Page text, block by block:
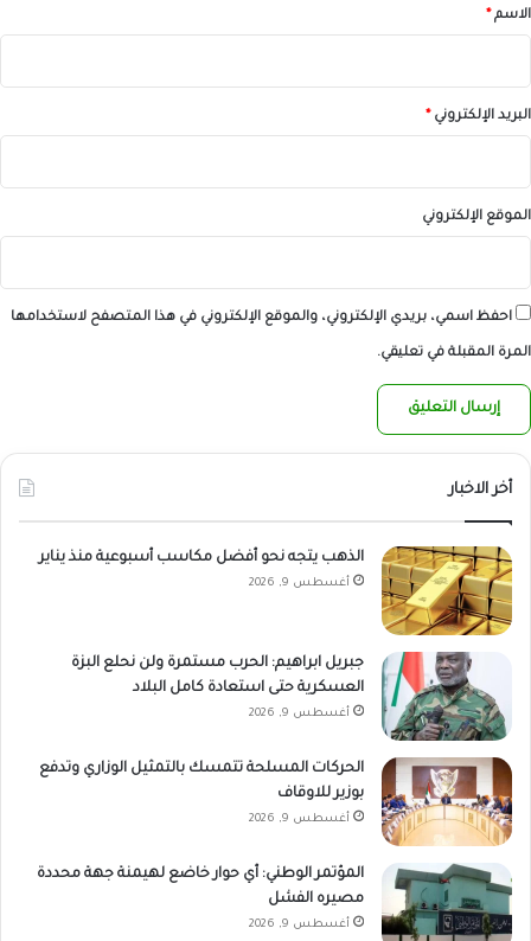
*الاسم *
البريد الإلكتروني *
الموقع الإلكتروني
احفظ اسمي، بريدي الإلكتروني، والموقع الإلكتروني في هذا المتصفح لاستخدامها
المرة المقبلة في تعليقي.
أخر الاخبار
الذهب يتجه نحو أفضل مكاسب أسبوعية منذ يناير
أغسطس 9, 2026
جبريل ابراهيم: الحرب مستمرة ولن نحلع البزة
العسكرية حتى استعادة كامل البلاد
أغسطس 9, 2026
الحركات المسلحة تتمسك بالتمثيل الوزاري وتدفع
بوزير للاوقاف
أغسطس 9, 2026
المؤتمر الوطني: أي حوار خاضع لهيمنة جهة محددة
مصيره الفشل
أغسطس 9, 2026